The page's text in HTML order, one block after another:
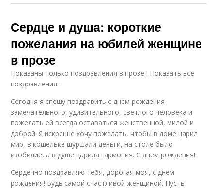
Сердце и душа: короткие
пожелания на юбилей женщине
в прозе
Показаны только поздравления в прозе ! Показать все
поздравления .
Сегодня я спешу поздравить с днем рождения
замечательного, удивительного, светлого человека и
пожелать ей всегда оставаться женственной, милой и
доброй. Я искренне хочу пожелать, чтобы в доме царил
мир, в кошельке шуршали деньги, на столе было
изобилие, а в душе царила гармония. С днем рождения!
Сердечно поздравляю тебя, дорогая моя, с днем
рождения! Будь самой счастливой женщиной. Пусть